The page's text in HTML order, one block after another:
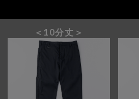
＜10分丈＞